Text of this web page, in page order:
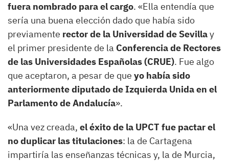
fuera nombrado para el cargo. «Ella entendía que
sería una buena elección dado que había sido
previamente rector de la Universidad de Sevillay
el primer presidente de la Conferencia de Rectores
de las Universidades Españolas (CRUE). Fue algo
que aceptaron, a pesar de que yo había sido
anteriormente diputado de Izquierda Unida en el
Parlamento de Andalucía».
«Una vez creada, el éxito de la UPCT fue pactar el
no duplicar las titulaciones: la de Cartagena
impartiría las enseñanzas técnicas y, la de Murcia,